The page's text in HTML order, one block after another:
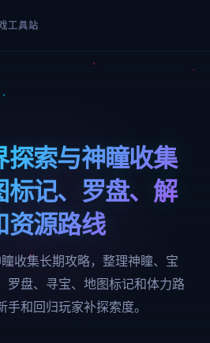
工具站
探索与神瞳收集
标记、罗盘、解
资源路线
收集长期攻略，整理神瞳、宝
罗盘、寻宝、地图标记和体力路
手和回归玩家补探索度。